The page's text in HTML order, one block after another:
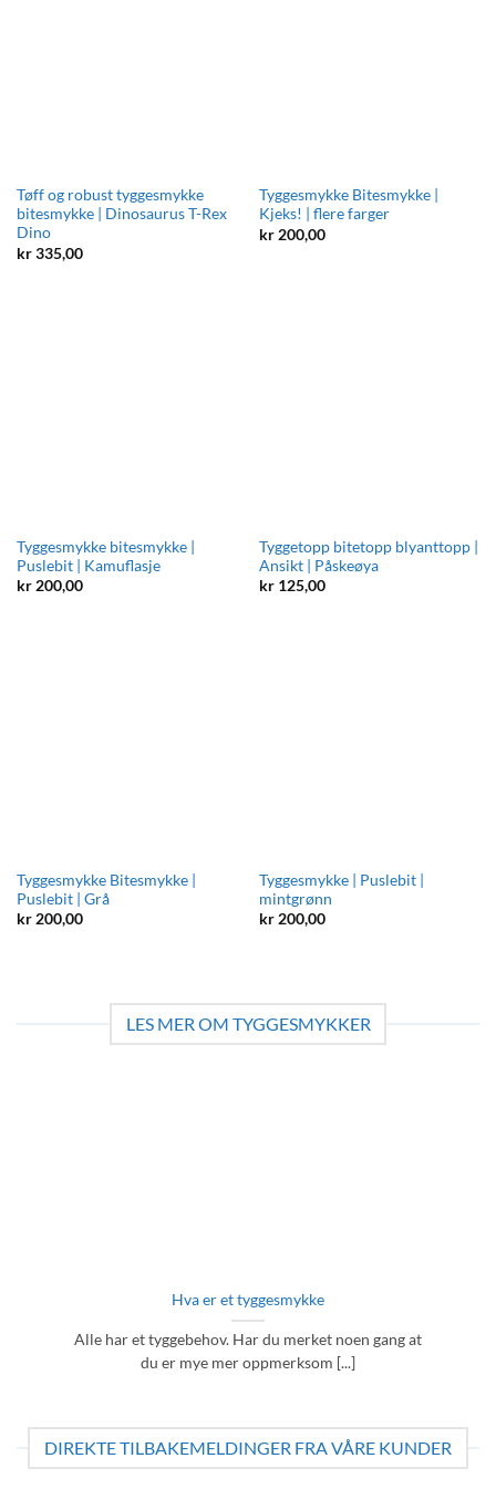
Tøff og robust tyggesmykke
bitesmykke | Dinosaurus T-Rex
Dino
kr335,00
Tyggesmykke Bitesmykke |
Kjeks! | flere farger
kr200,00
Tyggesmykke bitesmykke |
Puslebit | Kamuflasje
kr200,00
Tyggetopp bitetopp blyanttopp |
Ansikt | Påskeøya
kr125,00
Tyggesmykke Bitesmykke |
Puslebit | Grå
kr200,00
Tyggesmykke | Puslebit |
mintgrønn
kr200,00
LES MER OM TYGGESMYKKER
Hva er et tyggesmykke
Alle har et tyggebehov. Har du merket noen gang at
du er mye mer oppmerksom [...]
DIREKTE TILBAKEMELDINGER FRA VÅRE KUNDER